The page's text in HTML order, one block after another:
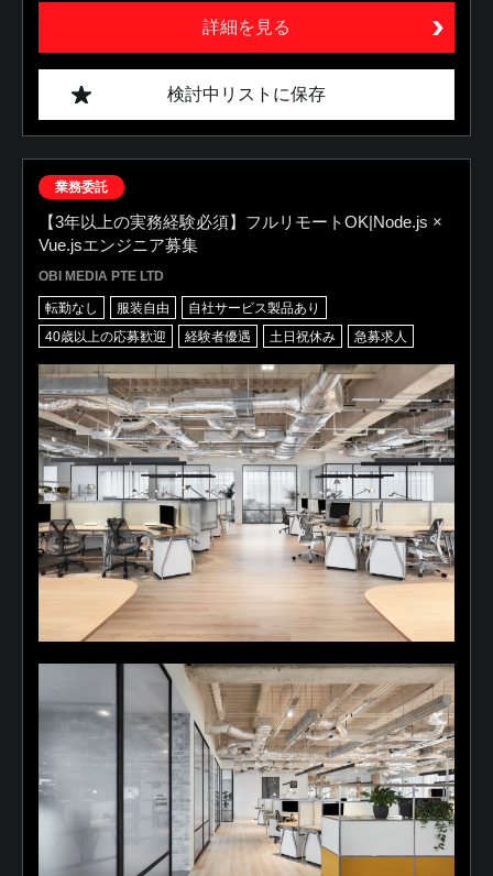
詳細を見る
検討中リストに保存
業務委託
【3年以上の実務経験必須】フルリモートOK|Node.js ×
Vue.jsエンジニア募集
OBI MEDIA PTE LTD
転勤なし 服装自由
自社サービス製品あり
40歳以上の応募歓迎
経験者優遇 土日祝休み 急募求人